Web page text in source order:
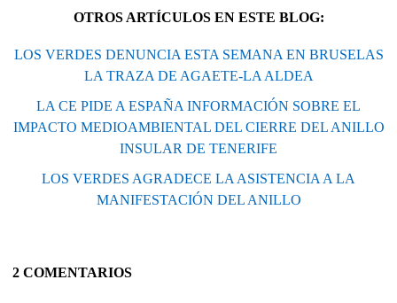
OTROS ARTÍCULOS EN ESTE BLOG:
LOS VERDES DENUNCIA ESTA SEMANA EN BRUSELAS
LA TRAZA DE AGAETE-LA ALDEA
LA CE PIDE A ESPAÑA INFORMACIÓN SOBRE EL
IMPACTO MEDIOAMBIENTAL DEL CIERRE DEL ANILLO
INSULAR DE TENERIFE
LOS VERDES AGRADECE LA ASISTENCIA A LA
MANIFESTACIÓN DEL ANILLO
2 COMENTARIOS